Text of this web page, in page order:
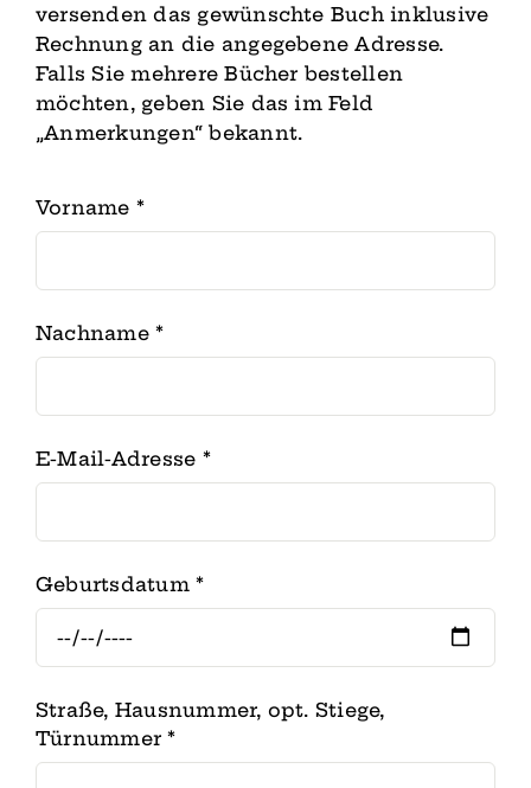
versenden das gewünschte Buch inklusive
Rechnung an die angegebene Adresse.
Falls Sie mehrere Bücher bestellen
möchten, geben Sie das im Feld
„Anmerkungen“ bekannt.
Vorname *
Nachname*
E-Mail-Adresse *
Geburtsdatum*
Straße, Hausnummer, opt. Stiege,
Türnummer*